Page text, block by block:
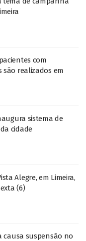
com
são realizados em
sistema de
cidade
Alegre, em Limeira,
(6)
causa suspensão no